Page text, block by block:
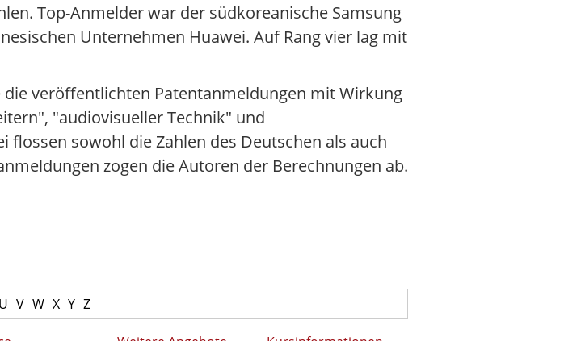
Top-Anmelder war der südkoreanische Samsung
Unternehmen Huawei. Auf Rang vier lag mit
veröffentlichten Patentanmeldungen mit Wirkung
"audiovisueller Technik" und
sowohl die Zahlen des Deutschen als auch
zogen die Autoren der Berechnungen ab.
U V W X Y Z